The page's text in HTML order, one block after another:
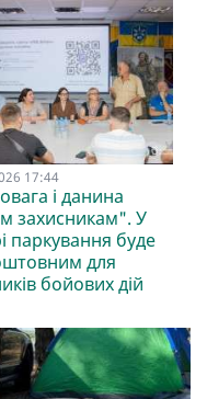
17:44
і данина
захисникам". У
паркування буде
для
бойових дій